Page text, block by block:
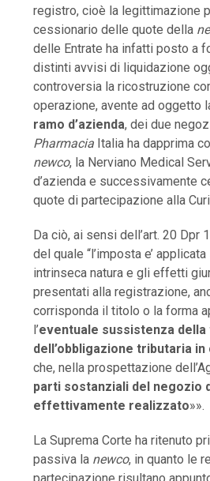
registro, cioè la legittimazione
cessionario delle quote della
delle Entrate ha infatti posto a
distinti avvisi di liquidazione
controversia la ricostruzione
operazione, avente ad oggetto
ramo d’azienda, dei due
Pharmacia Italia ha dapprima
newco, la Nerviano Medical
d’azienda e successivamente
quote di partecipazione alla
Da ciò, ai sensi dell’art. 20 Dpr
del quale “l’imposta e’
intrinseca natura e gli effetti
presentati alla registrazione,
corrisponda il titolo o la forma
l’eventuale sussistenza
dell’obbligazione tributaria
che, nella prospettazione
parti sostanziali del negozio
effettivamente realizzato»».
La Suprema Corte ha ritenuto
passiva la newco, in quanto le
partecipazione risultano